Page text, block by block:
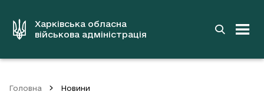
вмістуХарківська обласна
військова адміністрація
Головна Новини